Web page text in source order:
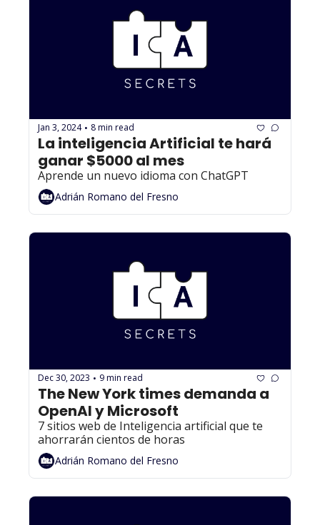
Jan 3, 2024 • 8 min read
La inteligencia Artificial te hará
ganar $5000 al mes
Aprende un nuevo idioma con ChatGPT
Adrián Romano del Fresno
Dec 30, 2023 • 9 min read
The New York times demanda a
OpenAI y Microsoft
7 sitios web de Inteligencia artificial que te
ahorrarán cientos de horas
Adrián Romano del Fresno